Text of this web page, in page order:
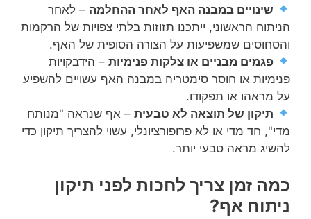
שינויים במבנה האף לאחר ההחלמה – לאחר
הניתוח הראשוני, ייתכנו תזוזות בלתי צפויות של הרקמות
והסחוסים שמשפיעות על הצורה הסופית של האף.
פגמים מבניים או צלקות פנימיות – הידבקויות
פנימיות או חוסר סימטריה במבנה האף עשויים להשפיע
על מראהו או תפקודו.
תיקון של תוצאה לא טבעית – אף שנראה "מנותח
מדי", חד מדי או לא פרופורציונלי, עשוי להצריך תיקון כדי
להשיג מראה טבעי יותר.
כמה זמן צריך לחכות לפני תיקון
ניתוח אף?